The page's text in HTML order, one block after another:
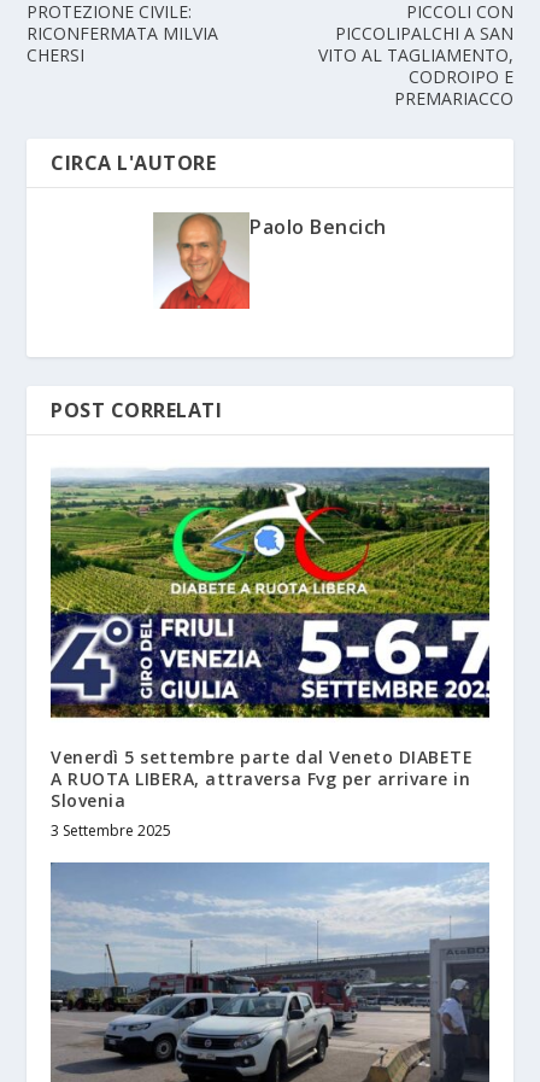
PROTEZIONE CIVILE:
RICONFERMATA MILVIA
CHERSI
PICCOLI CON
PICCOLIPALCHI A SAN
VITO AL TAGLIAMENTO,
CODROIPO E
PREMARIACCO
CIRCA L'AUTORE
Paolo Bencich
POST CORRELATI
Venerdì 5 settembre parte dal Veneto DIABETE
A RUOTA LIBERA, attraversa Fvg per arrivare in
Slovenia
3 Settembre 2025